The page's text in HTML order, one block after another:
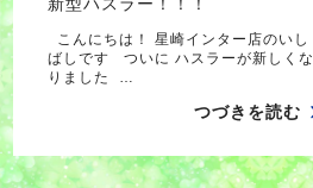
こんにちは！ 星崎インター店のいし
ばしです ついに ハスラーが新しくな
りました …
つづきを読む